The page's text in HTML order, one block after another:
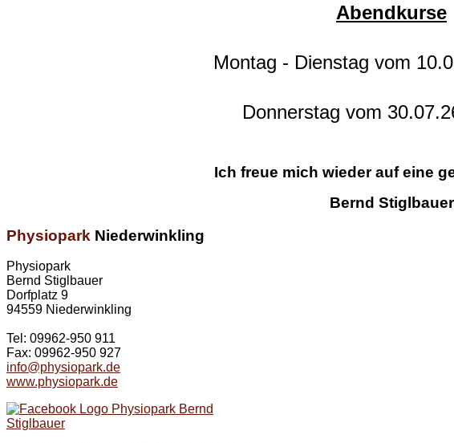
Abendkurse
Montag - Dienstag vom
Donnerstag vom
Ich freue mich wieder auf eine
Bernd Stiglbauer
Physiopark Niederwinkling
Physiopark
Bernd Stiglbauer
Dorfplatz 9
94559 Niederwinkling
Tel: 09962-950 911
Fax: 09962-950 927
info@physiopark.de
www.physiopark.de
Physiopark Bernd
Stiglbauer